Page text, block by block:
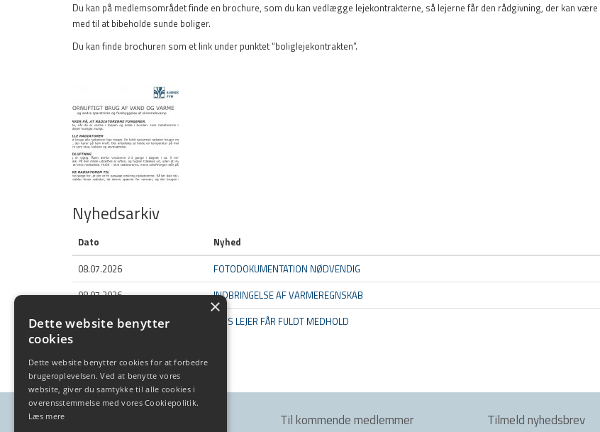
Du kan på medlemsområdet finde en brochure, som du kan vedlægge lejekontrakterne, så lejerne får den rådgivning, der kan være
med til at bibeholde sunde boliger.
Du kan finde brochuren som et link under punktet “boliglejekontrakten”.
Nyhedsarkiv
Dato
Nyhed
08.07.2026
FOTODOKUMENTATION NØDVENDIG
08.07.2026
INDBRINGELSE AF VARMEREGNSKAB
08.07.2026
HVIS LEJER FÅR FULDT MEDHOLD
Vis alle (453)
Til kommende medlemmer Tilmeld nyhedsbrev
Dette website benytter
cookies
Dette website benytter cookies for at forbedre
brugeroplevelsen. Ved at benytte vores
website, giver du samtykke til alle cookies i
overensstemmelse med vores Cookiepolitik.
Læs mere
×